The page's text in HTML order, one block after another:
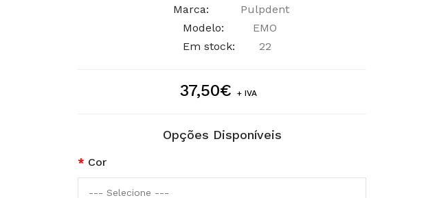
Marca:
Pulpdent
Modelo:
EMO
Em stock:
22
37,50€ + IVA
Opções Disponíveis
Cor